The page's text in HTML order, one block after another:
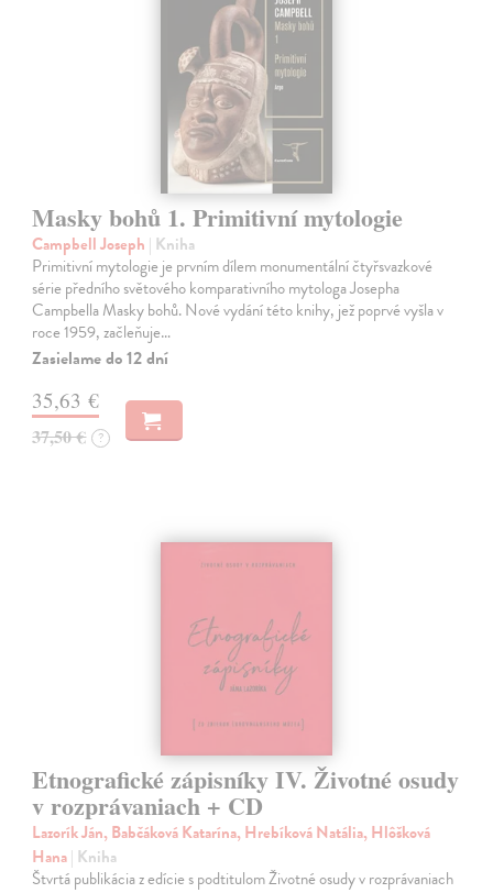
Masky bohů 1. Primitivní mytologie
Campbell Joseph | Kniha
Primitivní mytologie je prvním dílem monumentální čtyřsvazkové
série předního světového komparativního mytologa Josepha
Campbella Masky bohů. Nové vydání této knihy, jež poprvé vyšla v
roce 1959, začleňuje…
Zasielame do 12 dní
35,63 €
37,50 € ?
Etnografické zápisníky IV. Životné osudy
v rozprávaniach + CD
Lazorík Ján, Babčáková Katarína, Hrebíková Natália, Hlôšková
Hana| Kniha
Štvrtá publikácia z edície s podtitulom Životné osudy v rozprávaniach